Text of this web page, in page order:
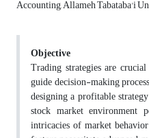
Accounting, Allameh Tabataba'i
Objective
Trading strategies are
guide decision-making
designing a profitable
stock market environment
intricacies of market